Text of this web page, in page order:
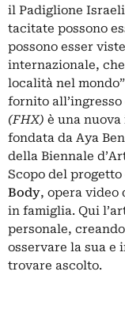
il Padiglione
tacitate possono
possono esser
internazionale,
località nel mondo”
fornito
(FHX) è una
fondata da Aya
della Biennale
Scopo del
Body, opera video
in famiglia. Qui
personale,
osservare la sua e
trovare ascolto.